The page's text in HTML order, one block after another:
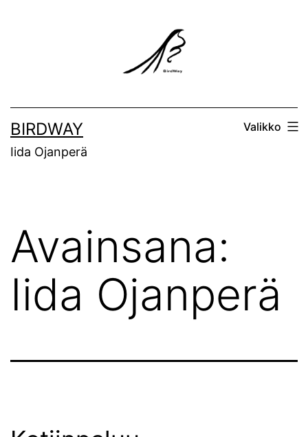
BIRDWAY
Iida Ojanperä
Valikko
Avainsana:
Iida Ojanperä